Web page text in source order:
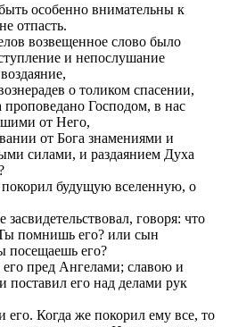
особенно внимательны к
отпасть.
возвещенное слово было
и непослушание
о толиком спасении,
проповедано Господом, в нас
от Него,
от Бога знамениями и
силами, и раздаянием Духа
будущую вселенную, о
засвидетельствовал, говоря: что
помнишь его? или сын
посещаешь его?
пред Ангелами; славою и
поставил его над делами рук
его. Когда же покорил ему все, то